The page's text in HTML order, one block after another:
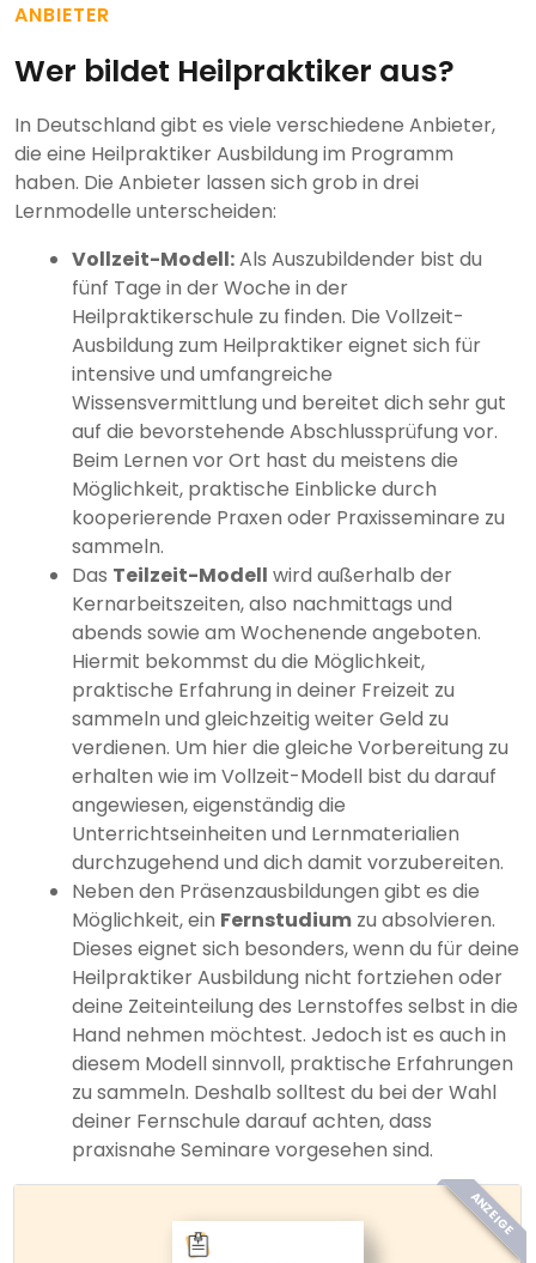
ANBIETER
Wer bildet Heilpraktiker aus?
In Deutschland gibt es viele verschiedene Anbieter,
die eine Heilpraktiker Ausbildung im Programm
haben. Die Anbieter lassen sich grob in drei
Lernmodelle unterscheiden:
Vollzeit-Modell:Als Auszubildender bist du
fünf Tage in der Woche in der
Heilpraktikerschule zu finden. Die Vollzeit-
Ausbildung zum Heilpraktiker eignet sich für
intensive und umfangreiche
Wissensvermittlung und bereitet dich sehr gut
auf die bevorstehende Abschlussprüfung vor.
Beim Lernen vor Ort hast du meistens die
Möglichkeit, praktische Einblicke durch
kooperierende Praxen oder Praxisseminare zu
sammeln.
Das Teilzeit-Modell wird außerhalb der
Kernarbeitszeiten, also nachmittags und
abends sowie am Wochenende angeboten.
Hiermit bekommst du die Möglichkeit,
praktische Erfahrung in deiner Freizeit zu
sammeln und gleichzeitig weiter Geld zu
verdienen. Um hier die gleiche Vorbereitung zu
erhalten wie im Vollzeit-Modell bist du darauf
angewiesen, eigenständig die
Unterrichtseinheiten und Lernmaterialien
durchzugehend und dich damit vorzubereiten.
Neben den Präsenzausbildungen gibt es die
Möglichkeit, ein Fernstudium zu absolvieren.
Dieses eignet sich besonders, wenn du für deine
Heilpraktiker Ausbildung nicht fortziehen oder
deine Zeiteinteilung des Lernstoffes selbst in die
Hand nehmen möchtest. Jedoch ist es auch in
diesem Modell sinnvoll, praktische Erfahrungen
zu sammeln. Deshalb solltest du bei der Wahl
deiner Fernschule darauf achten, dass
praxisnahe Seminare vorgesehen sind.
ANZEIGE